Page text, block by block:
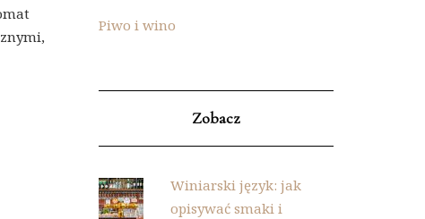
Piwo i wino
Zobacz
Winiarski język: jak
opisywać smaki i